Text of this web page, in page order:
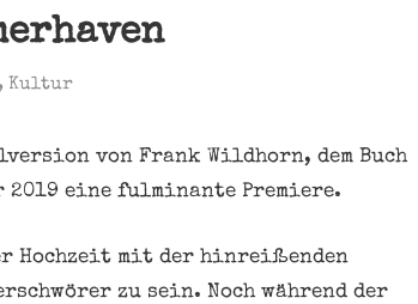
Kultur
von Frank Wildhorn, dem Buch
2019 eine fulminante Premiere.
Hochzeit mit der hinreißenden
zu sein. Noch während der